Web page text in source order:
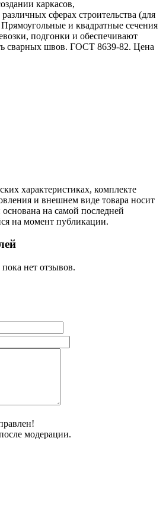
каркасов,
сферах строительства (для
и квадратные сечения
подгонки и обеспечивают
сварных швов. ГОСТ 8639-82. Цена
характеристиках, комплекте
и внешнем виде товара носит
на самой последней
на момент публикации.
нет отзывов.
модерации.